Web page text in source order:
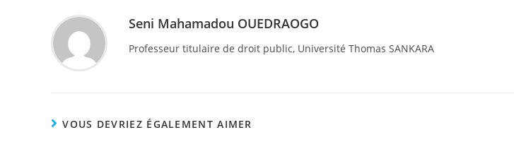
Seni Mahamadou OUEDRAOGO
Professeur titulaire de droit public, Université Thomas SANKARA
VOUS DEVRIEZ ÉGALEMENT AIMER